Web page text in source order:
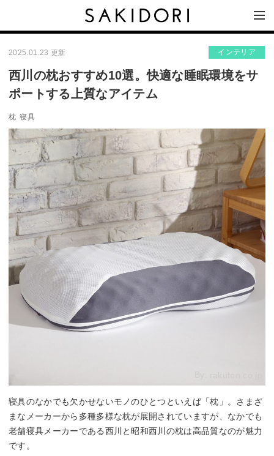
2025.01.23 更新 インテリア
西川の枕おすすめ10選。快適な睡眠環境をサ
ポートする上質なアイテム
枕 寝具
寝具のなかでも欠かせないモノのひとつといえば「枕」。さまざ
まなメーカーから多種多様な枕が展開されていますが、なかでも
老舗寝具メーカーである西川と昭和西川の枕は高品質なのが魅力
です。